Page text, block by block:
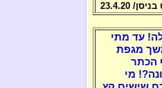
23.4.20
עד מתי
מגפת
הכתר
מי